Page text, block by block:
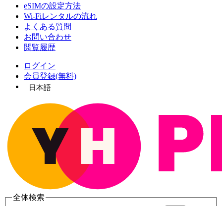
eSIMの設定方法
Wi-Fiレンタルの流れ
よくある質問
お問い合わせ
閲覧履歴
ログイン
会員登録(無料)
日本語
全体検索